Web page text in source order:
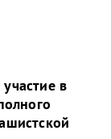
в